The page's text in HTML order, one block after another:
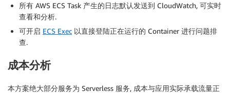
所有 AWS ECS Task 产生的日志默认发送到 CloudWatch, 可实时
查看和分析.
可开启 ECS Exec 以直接登陆正在运行的 Container 进行问题排
查.
成本分析
本方案绝大部分服务为 Serverless 服务, 成本与应用实际承载流量正